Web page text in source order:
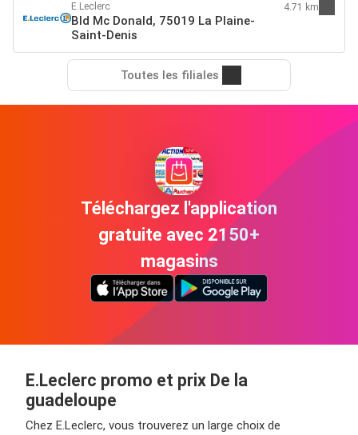
E.Leclerc
Bld Mc Donald, 75019 La Plaine-
Saint-Denis
4.71 km
Toutes les filiales
Téléchargez l'application
gratuite avec 2150+
magasins
E.Leclerc promo et prix De la
guadeloupe
Chez E.Leclerc, vous trouverez un large choix de